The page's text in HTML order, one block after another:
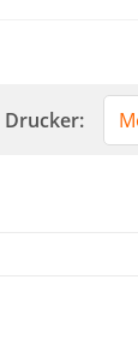
Drucker: